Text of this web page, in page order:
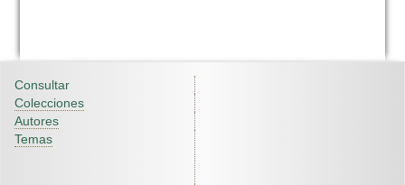
Consultar
Colecciones
Autores
Temas